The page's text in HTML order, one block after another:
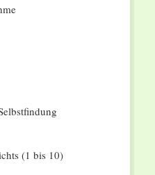
(1 bis 10)